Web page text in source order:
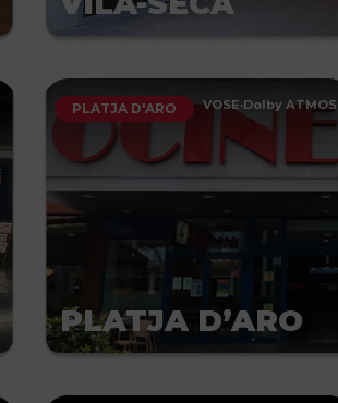
PLATJA D'ARO VOSE·Dolby ATMOS
PLATJA D’ARO